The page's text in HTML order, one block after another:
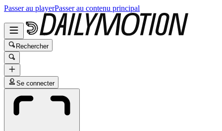
Passer au playerPasser au contenu principal
Rechercher
Se connecter